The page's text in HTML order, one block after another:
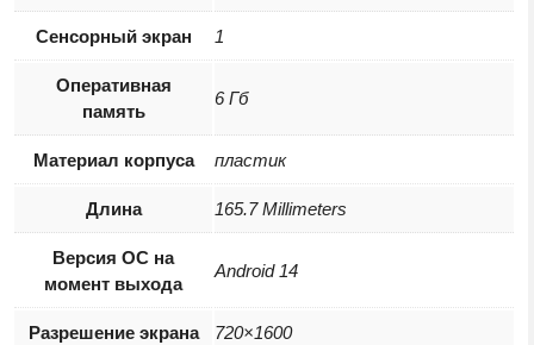
Сенсорный экран 1
Оперативная
память
6 Гб
Материал корпуса пластик
Длина 165.7 Millimeters
Версия ОС на
момент выхода
Android 14
Разрешение экрана 720×1600